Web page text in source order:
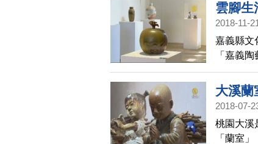
雲腳生
2018-11-
嘉義縣文
「嘉義
來與生活
大溪蘭
2018-07-
桃園大溪
「蘭室